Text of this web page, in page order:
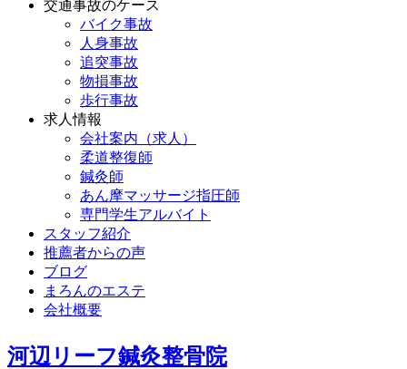
交通事故のケース
バイク事故
人身事故
追突事故
物損事故
歩行事故
求人情報
会社案内（求人）
柔道整復師
鍼灸師
あん摩マッサージ指圧師
専門学生アルバイト
スタッフ紹介
推薦者からの声
ブログ
まろんのエステ
会社概要
河辺リーフ鍼灸整骨院